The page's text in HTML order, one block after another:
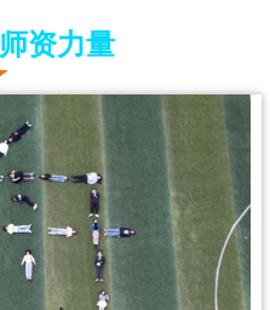
师资力量